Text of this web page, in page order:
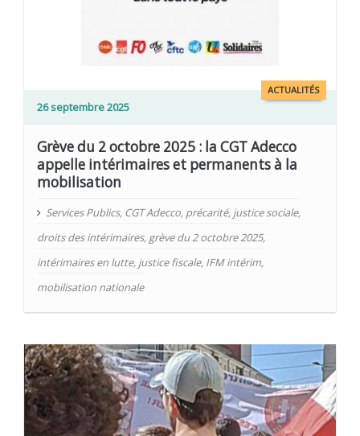
ACTUALITÉS
26 septembre 2025
Grève du 2 octobre 2025 : la CGT Adecco
appelle intérimaires et permanents à la
mobilisation
Services Publics, CGT Adecco, précarité, justice sociale,
droits des intérimaires, grève du 2 octobre 2025,
intérimaires en lutte, justice fiscale, IFM intérim,
mobilisation nationale